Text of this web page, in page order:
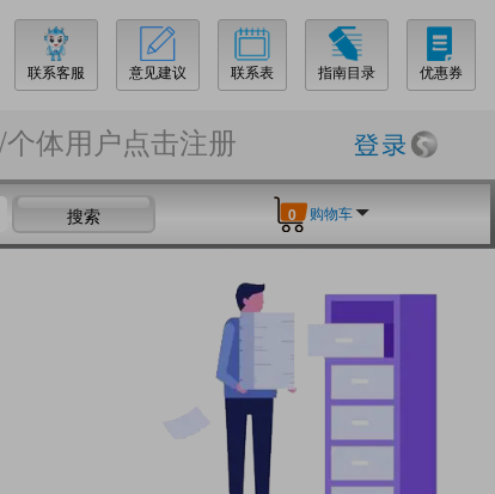
联系客服 意见建议 联系表 指南目录 优惠券
体用户点击注册
搜索 0 购物车